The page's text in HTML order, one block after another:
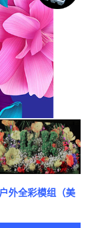
外全彩模组（美